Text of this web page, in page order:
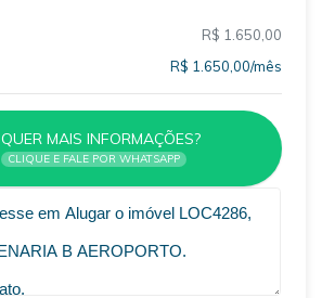
R$ 1.650,00
R$ 1.650,00/mês
QUER MAIS INFORMAÇÕES?
CLIQUE E FALE POR WHATSAPP
VOLTAR